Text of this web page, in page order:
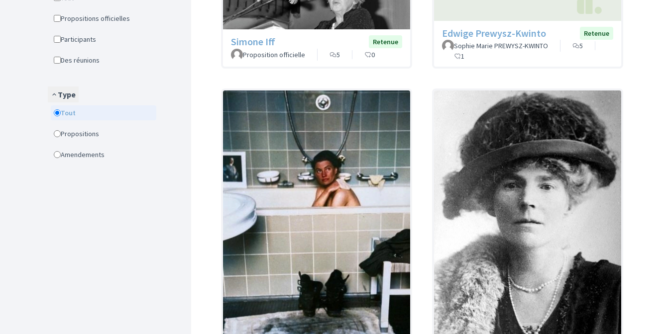
Propositions officielles
Participants
Des réunions
Type
Tout
Propositions
Amendements
Simone Iff
Retenue
Proposition officielle
5 0
Edwige Prewysz-Kwinto
Retenue
Sophie Marie PREWYSZ-KWINTO
5
1